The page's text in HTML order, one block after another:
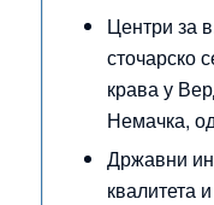
Центри за
сточарско
крава у
Немачка,
Државни
квалитета